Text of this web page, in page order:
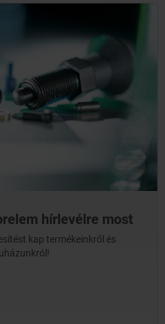
hírlevélre most
kap termékeinkről és